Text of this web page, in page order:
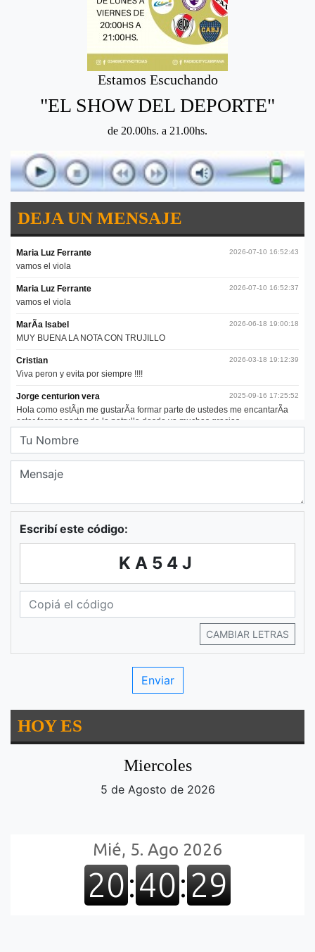
Estamos Escuchando
"EL SHOW DEL DEPORTE"
de 20.00hs. a 21.00hs.
DEJA UN MENSAJE
Escribí este código:
KA54J
CAMBIAR LETRAS
HOY ES
Miercoles
5 de Agosto de 2026